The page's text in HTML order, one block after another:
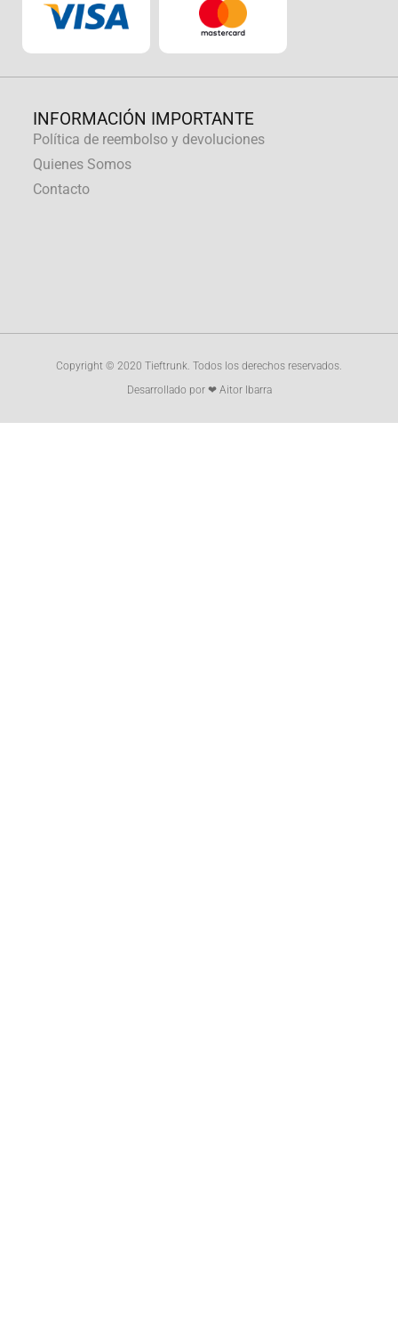
INFORMACIÓN IMPORTANTE
Política de reembolso y devoluciones
Quienes Somos
Contacto
Copyright © 2020 Tieftrunk. Todos los derechos reservados.
Desarrollado por ❤ Aitor Ibarra